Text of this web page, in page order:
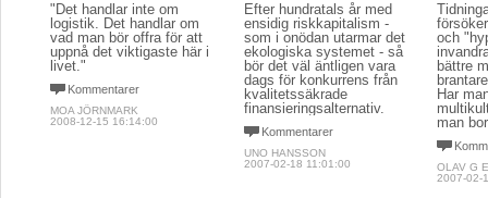
"Det handlar inte om
logistik. Det handlar om
vad man bör offra för att
uppnå det viktigaste här i
livet."
Kommentarer
MOA JÖRNMARK
2008-12-15 16:14:00
Efter hundratals år med
ensidig riskkapitalism -
som i onödan utarmar det
ekologiska systemet - så
bör det väl äntligen vara
dags för konkurrens från
kvalitetssäkrade
finansieringsalternativ.
Kommentarer
UNO HANSSON
2007-02-18 11:01:00
och
bättre
Har
man
OLAV G
2007-02-